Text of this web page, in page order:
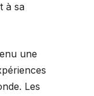
à sa
une
Les